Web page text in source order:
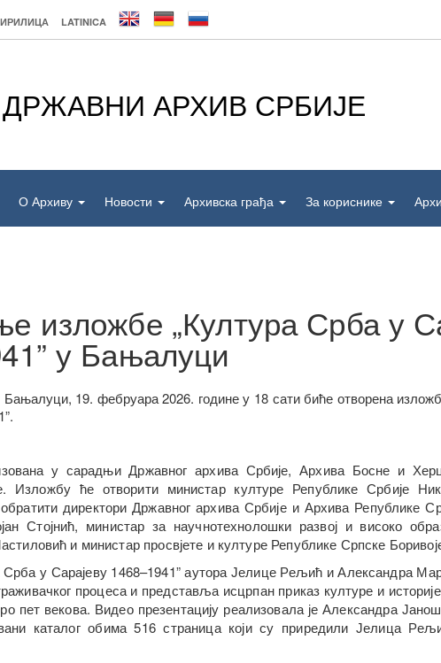
LATINICA
ДРЖАВНИ АРХИВ СРБИЈЕ
О Архиву Новости Архивска грађа За кориснике
изложбе „Култура Срба у
у Бањалуци
19. фебруара 2026. године у 18 сати биће отворена
у сарадњи Државног архива Србије, Архива Босне и
Изложбу ће отворити министар културе Републике Србије
директори Државног архива Србије и Архива Републике
Стојнић, министар за научнотехнолошки развој и високо
и министар просвјете и културе Републике Српске
у Сарајеву 1468–1941” аутора Јелице Рељић и Александра
процеса и представља исцрпан приказ културе и
пет векова. Видео презентацију реализовала је Александра
каталог обима 516 страница који су приредили Јелица